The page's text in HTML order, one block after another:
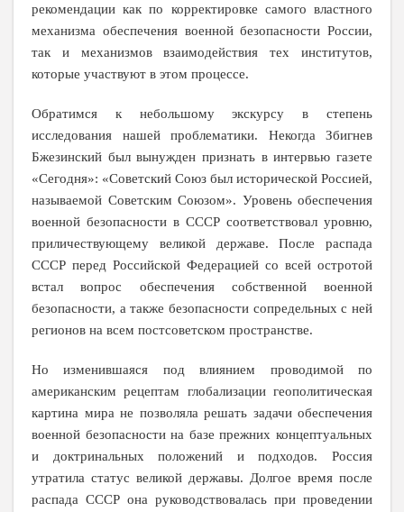
рекомендации как по корректировке самого властного
механизма обеспечения военной безопасности России,
так и механизмов взаимодействия тех институтов,
которые участвуют в этом процессе.
Обратимся к небольшому экскурсу в степень
исследования нашей проблематики. Некогда Збигнев
Бжезинский был вынужден признать в интервью газете
«Сегодня»: «Советский Союз был исторической Россией,
называемой Советским Союзом». Уровень обеспечения
военной безопасности в СССР соответствовал уровню,
приличествующему великой державе. После распада
СССР перед Российской Федерацией со всей остротой
встал вопрос обеспечения собственной военной
безопасности, а также безопасности сопредельных с ней
регионов на всем постсоветском пространстве.
Но изменившаяся под влиянием проводимой по
американским рецептам глобализации геополитическая
картина мира не позволяла решать задачи обеспечения
военной безопасности на базе прежних концептуальных
и доктринальных положений и подходов. Россия
утратила статус великой державы. Долгое время после
распада СССР она руководствовалась при проведении